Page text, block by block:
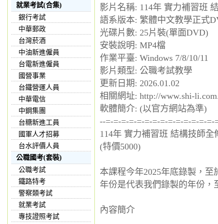
就業考試(合集)
銀行考試
中華郵政
台灣菸酒
中油新進僱員
台電新進僱員
國營事業
台鐵營運人員
中華電信
中鋼集團
台糖新進工員
國軍人才招募
台水評價人員
公職國考(套裝)
公職考試
鐵路特考
警察類考試
就業考試
專技證照考試
影片名稱: 114年 實力補習班
語系版本: 繁體中文教學正式
光碟片數: 25片裝(單面DVD)
安裝說明: MP4檔
作業平臺: Windows 7/8/10/11
影片類型: 公職考試教學
更新日期: 2026.01.02
相關網址: http://www.shi-
軟體簡介: (以官方網站為準)
--=-=-=-=-=-=-=-=-=-=-=-=-=-
114年 實力補習班 結構技師
(特價5000)
本課程今年2025年底錄製，
年份是代表我們錄製的年份
內容簡介